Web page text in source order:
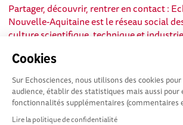
Cookies
Sur Echosciences, nous utilisons des cookies
audience, établir des statistiques mais aussi
fonctionnalités supplémentaires (commentaires
Lire la politique de confidentialité
Partager, découvrir, rentrer en contact :
Nouvelle-Aquitaine est le réseau social
culture scientifique, technique et
Mentions légales
|Ligne éditoriale